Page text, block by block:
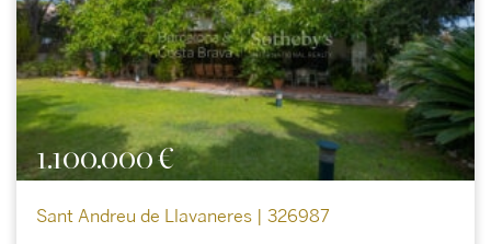
1.100.000 €
Sant Andreu de Llavaneres | 326987